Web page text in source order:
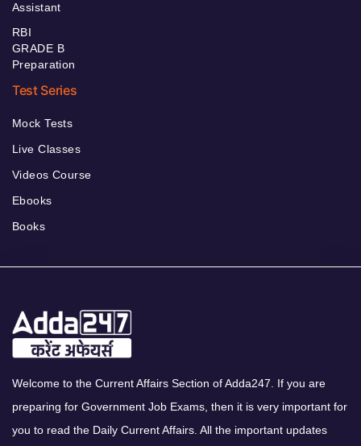
Assistant
RBI
GRADE B
Preparation
Test Series
Mock Tests
Live Classes
Videos Course
Ebooks
Books
Welcome to the Current Affairs Section of Adda247. If you are
preparing for Government Job Exams, then it is very important for
you to read the Daily Current Affairs. All the important updates